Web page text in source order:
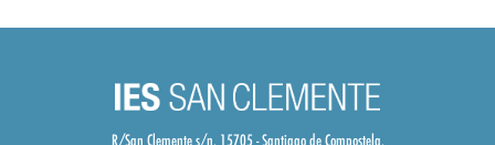
R/San Clemente s/n. 15705 - Santiago de Compostela.